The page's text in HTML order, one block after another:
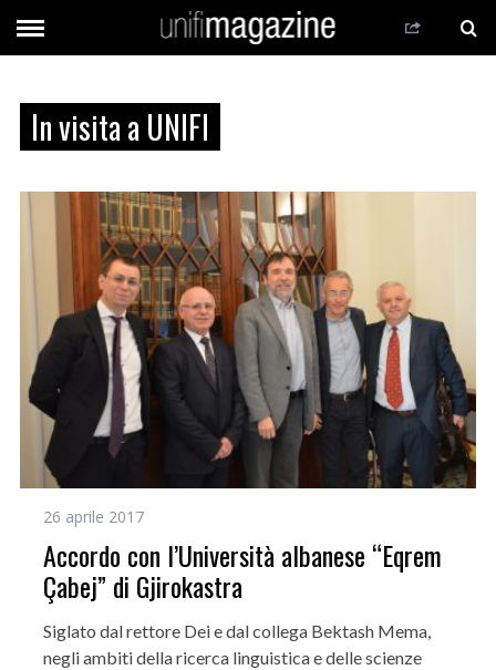
In visita a UNIFI
26 aprile 2017
Accordo con l’Università albanese “Eqrem
Çabej” di Gjirokastra
Siglato dal rettore Dei e dal collega Bektash Mema,
negli ambiti della ricerca linguistica e delle scienze